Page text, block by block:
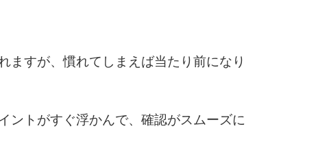
ますが、慣れてしまえば当たり前になり
ントがすぐ浮かんで、確認がスムーズに